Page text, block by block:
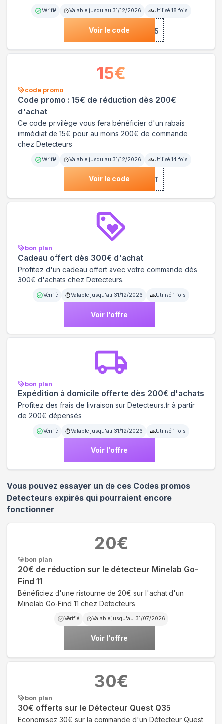
Vérifié Valable jusqu'au 31/12/2026 Utilisé 18 fois
Voir le code***871DET5
code promo
Code promo : 15€ de réduction dès 200€
d'achat
Ce code privilège vous fera bénéficier d'un rabais
immédiat de 15€ pour au moins 200€ de commande
chez Detecteurs
Vérifié Valable jusqu'au 31/12/2026 Utilisé 14 fois
Voir le code***7RFGT
15€
bon plan
Cadeau offert dès 300€ d'achat
Profitez d'un cadeau offert avec votre commande dès
300€ d'achats chez Detecteurs.
Vérifié Valable jusqu'au 31/12/2026 Utilisé 1 fois
Voir l'offre
bon plan
Expédition à domicile offerte dès 200€ d'achats
Profitez des frais de livraison sur Detecteurs.fr à partir
de 200€ dépensés
Vérifié Valable jusqu'au 31/12/2026 Utilisé 1 fois
Voir l'offre
Vous pouvez essayer un de ces Codes promos
Detecteurs expirés qui pourraient encore
fonctionner
bon plan
20€ de réduction sur le détecteur Minelab Go-
Find 11
Bénéficiez d'une ristourne de 20€ sur l'achat d'un
Minelab Go-Find 11 chez Detecteurs
Vérifié Valable jusqu'au 31/07/2026
Voir l'offre
20€
bon plan
30€ offerts sur le Détecteur Quest Q35
Economisez 30€ sur la commande d'un Détecteur Quest
30€